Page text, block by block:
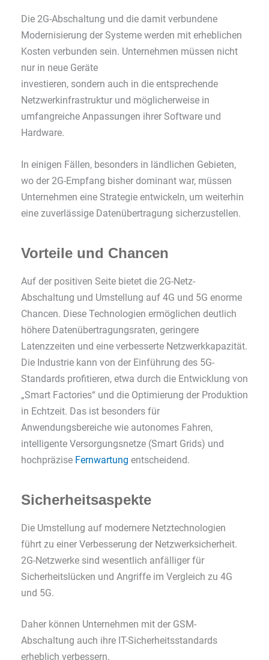
Die 2G-Abschaltung und die damit verbundene
Modernisierung der Systeme werden mit erheblichen
Kosten verbunden sein. Unternehmen müssen nicht
nur in neue Geräte
investieren, sondern auch in die entsprechende
Netzwerkinfrastruktur und möglicherweise in
umfangreiche Anpassungen ihrer Software und
Hardware.
In einigen Fällen, besonders in ländlichen Gebieten,
wo der 2G-Empfang bisher dominant war, müssen
Unternehmen eine Strategie entwickeln, um weiterhin
eine zuverlässige Datenübertragung sicherzustellen.
Vorteile und Chancen
Auf der positiven Seite bietet die 2G-Netz-
Abschaltung und Umstellung auf 4G und 5G enorme
Chancen. Diese Technologien ermöglichen deutlich
höhere Datenübertragungsraten, geringere
Latenzzeiten und eine verbesserte Netzwerkkapazität.
Die Industrie kann von der Einführung des 5G-
Standards profitieren, etwa durch die Entwicklung von
„Smart Factories“ und die Optimierung der Produktion
in Echtzeit. Das ist besonders für
Anwendungsbereiche wie autonomes Fahren,
intelligente Versorgungsnetze (Smart Grids) und
hochpräzise Fernwartung entscheidend.
Sicherheitsaspekte
Die Umstellung auf modernere Netztechnologien
führt zu einer Verbesserung der Netzwerksicherheit.
2G-Netzwerke sind wesentlich anfälliger für
Sicherheitslücken und Angriffe im Vergleich zu 4G
und 5G.
Daher können Unternehmen mit der GSM-
Abschaltung auch ihre IT-Sicherheitsstandards
erheblich verbessern.